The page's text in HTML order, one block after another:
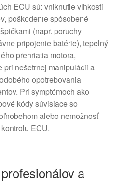
ECU sú: vniknutie vlhkosti
poškodenie spôsobené
(napr. poruchy
pripojenie batérie), tepelný
prehriatia motora,
pri nešetrnej manipulácii a
opotrebovania
Pri symptómoch ako
kódy súvisiace so
alebo nemožnosť
ECU.
a